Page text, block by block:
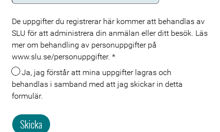
Meta
De uppgifter du registrerar här kommer att behandlas av
SLU för att administrera din anmälan eller ditt besök. Läs
mer om behandling av personuppgifter på
www.slu.se/personuppgifter. *
Ja, jag förstår att mina uppgifter lagras och
behandlas i samband med att jag skickar in detta
formulär.
Skicka